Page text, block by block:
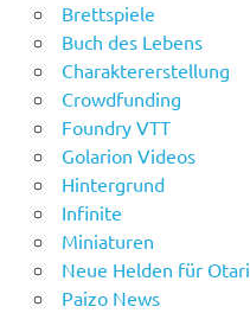
Brettspiele
Buch des Lebens
Charaktererstellung
Crowdfunding
Foundry VTT
Golarion Videos
Hintergrund
Infinite
Miniaturen
Neue Helden für Otari
Paizo News